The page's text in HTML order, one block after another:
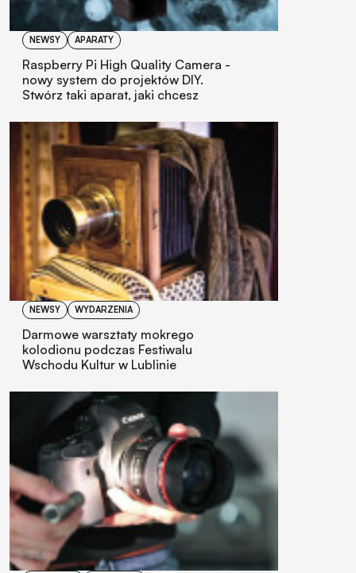
NEWSY APARATY
Raspberry Pi High Quality Camera -
nowy system do projektów DIY.
Stwórz taki aparat, jaki chcesz
NEWSY WYDARZENIA
Darmowe warsztaty mokrego
kolodionu podczas Festiwalu
Wschodu Kultur w Lublinie